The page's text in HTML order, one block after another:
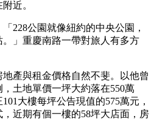
近。
228公園就像紐約的中央公園，
」重慶南路一帶對旅人有多方
產與租金價格自然不斐。以他曾
土地單價一坪大約落在550萬
大樓每坪公告現值的575萬元，
近期有個一樓的58坪大店面，房